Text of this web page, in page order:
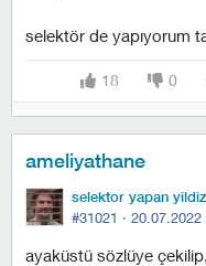
selektör de yapıyorum
18 0
ameliyathane
selektor yapan yildiz
#31021 · 20.07.2022
ayaküstü sözlüye